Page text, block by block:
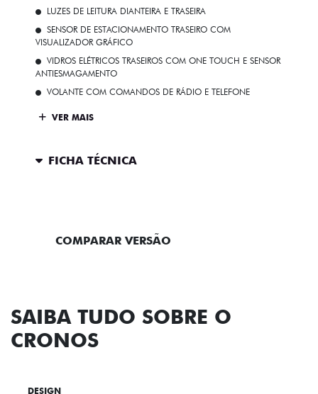
LUZES DE LEITURA DIANTEIRA E TRASEIRA
SENSOR DE ESTACIONAMENTO TRASEIRO COM
VISUALIZADOR GRÁFICO
VIDROS ELÉTRICOS TRASEIROS COM ONE TOUCH E SENSOR
ANTIESMAGAMENTO
VOLANTE COM COMANDOS DE RÁDIO E TELEFONE
VER MAIS
FICHA TÉCNICA
COMPARAR VERSÃO
SAIBA TUDO SOBRE O
CRONOS
DESIGN